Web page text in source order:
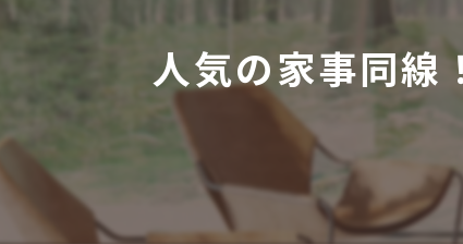
断熱
自然素材
イベント等
人気の家事同線